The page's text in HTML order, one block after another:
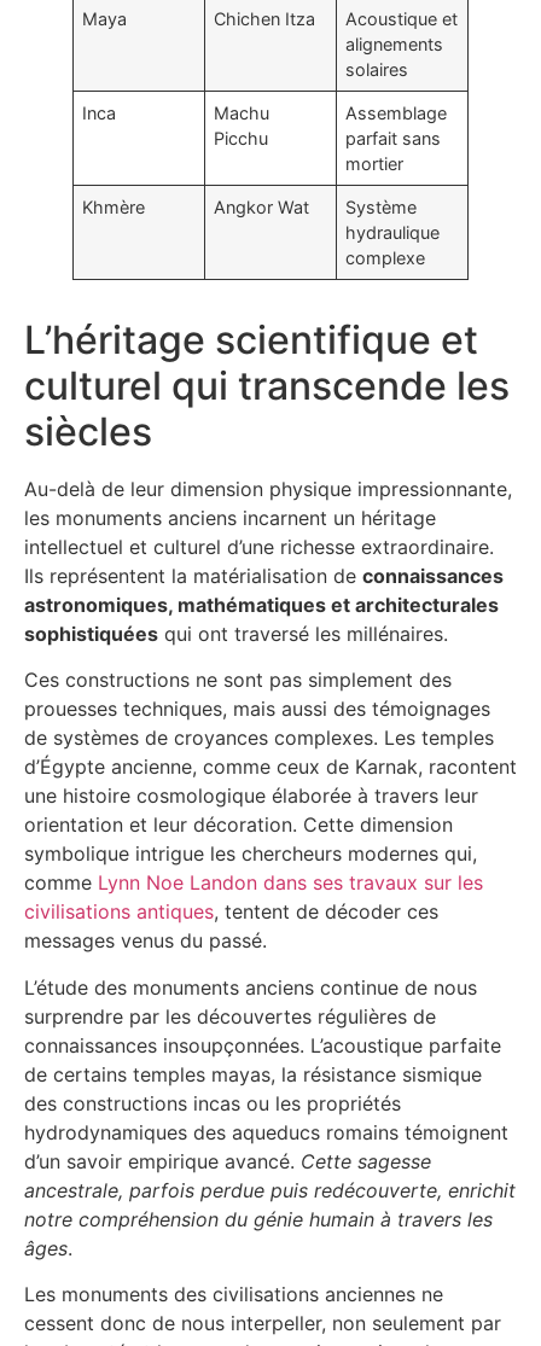
Maya Chichen Itza
Acoustique et
alignements
solaires
Inca
Machu
Picchu
Assemblage
parfait sans
mortier
Khmère Angkor Wat
Système
hydraulique
complexe
L’héritage scientifique et
culturel qui transcende les
siècles
Au-delà de leur dimension physique impressionnante,
les monuments anciens incarnent un héritage
intellectuel et culturel d’une richesse extraordinaire.
Ils représentent la matérialisation de connaissances
astronomiques, mathématiques et architecturales
sophistiquées qui ont traversé les millénaires.
Ces constructions ne sont pas simplement des
prouesses techniques, mais aussi des témoignages
de systèmes de croyances complexes. Les temples
d’Égypte ancienne, comme ceux de Karnak, racontent
une histoire cosmologique élaborée à travers leur
orientation et leur décoration. Cette dimension
symbolique intrigue les chercheurs modernes qui,
comme Lynn Noe Landon dans ses travaux sur les
civilisations antiques, tentent de décoder ces
messages venus du passé.
L’étude des monuments anciens continue de nous
surprendre par les découvertes régulières de
connaissances insoupçonnées. L’acoustique parfaite
de certains temples mayas, la résistance sismique
des constructions incas ou les propriétés
hydrodynamiques des aqueducs romains témoignent
d’un savoir empirique avancé. Cette sagesse
ancestrale, parfois perdue puis redécouverte, enrichit
notre compréhension du génie humain à travers les
âges.
Les monuments des civilisations anciennes ne
cessent donc de nous interpeller, non seulement par